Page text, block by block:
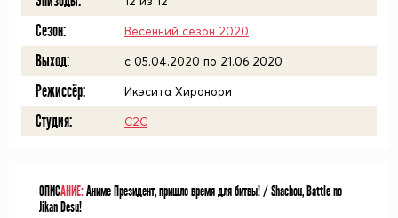
Сезон: Весенний сезон 2020
Выход: c 05.04.2020 по 21.06.2020
Режиссёр: Икэсита Хиронори
Студия: C2C
ОПИСАНИЕ:Аниме Президент, пришло время для битвы! / Shachou, Battle no
Jikan Desu!